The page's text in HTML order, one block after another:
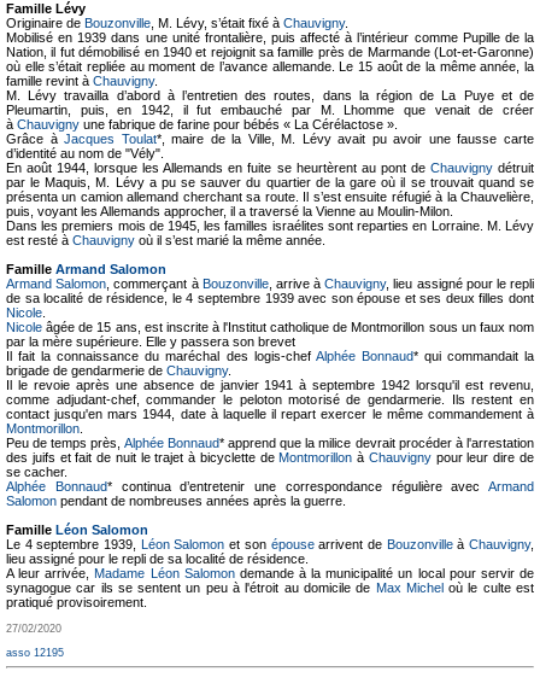
Famille Lévy
Originaire de Bouzonville , M. Lévy, s’était fixé à Chauvigny.
Mobilisé en 1939 dans une unité frontalière, puis affecté à l’intérieur comme Pupille de la
Nation, il fut démobilisé en 1940 et rejoignit sa famille près de Marmande (Lot-et-Garonne)
où elle s’était repliée au moment de l’avance allemande. Le 15 août de la même année, la
famille revint à Chauvigny.
M. Lévy travailla d’abord à l’entretien des routes, dans la région de La Puye et de
Pleumartin, puis, en 1942, il fut embauché par M. Lhomme que venait de créer
à Chauvigny une fabrique de farine pour bébés « La Cérélactose ».
Grâce àJacques Toulat*, maire de la Ville, M. Lévy avait pu avoir une fausse carte
d’identité au nom de "Vély".
En août 1944, lorsque les Allemands en fuite se heurtèrent au pont de Chauvignydétruit
par le Maquis, M. Lévy a pu se sauver du quartier de la gare où il se trouvait quand se
présenta un camion allemand cherchant sa route. Il s’est ensuite réfugié à la Chauvelière,
puis, voyant les Allemands approcher, il a traversé la Vienne au Moulin-Milon.
Dans les premiers mois de 1945, les familles israélites sont reparties en Lorraine. M. Lévy
est resté à Chauvigny où il s’est marié la même année.
Famille Armand Salomon
Armand Salomon , commerçant à Bouzonville, arrive àChauvigny, lieu assigné pour le repli
de sa localité de résidence, le 4 septembre 1939 avec son épouse et ses deux filles dont
Nicole
Nicole âgée de 15 ans, est inscrite à l'Institut catholique de Montmorillon sous un faux nom
par la mère supérieure. Elle y passera son brevet
Il fait la connaissance du maréchal des logis-chef Alphée Bonnaud* qui commandait la
brigade de gendarmerie de Chauvigny.
Il le revoie après une absence de janvier 1941 à septembre 1942 lorsqu'il est revenu,
comme adjudant-chef, commander le peloton motorisé de gendarmerie. Ils restent en
contact jusqu'en mars 1944, date à laquelle il repart exercer le même commandement à
Montmorillon
Peu de temps près, Alphée Bonnaud* apprend que la milice devrait procéder à l'arrestation
des juifs et fait de nuit le trajet à bicyclette deMontmorillon à Chauvignypour leur dire de
se cacher.
Alphée Bonnaud* continua d’entretenir une correspondance régulière avec Armand
Salomon pendant de nombreuses années après la guerre.
Famille Léon Salomon
Le 4 septembre 1939, Léon Salomon et son épousearrivent de BouzonvilleàChauvigny,
lieu assigné pour le repli de sa localité de résidence.
A leur arrivée,Madame Léon Salomondemande à la municipalité un local pour servir de
synagogue car ils se sentent un peu à l'étroit au domicile de Max Micheloù le culte est
pratiqué provisoirement.
27/02/2020
asso 12195